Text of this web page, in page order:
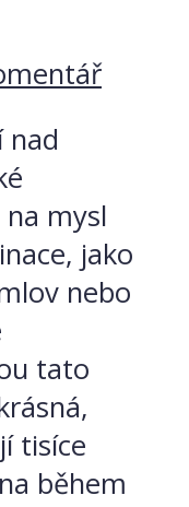
nad
mysl
jako
nebo
tato
tisíce
během